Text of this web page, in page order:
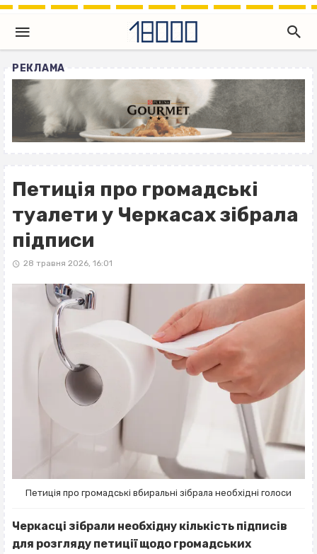
РЕКЛАМА
Петиція про громадські
туалети у Черкасах зібрала
підписи
28 травня 2026, 16:01
Петиція про громадські вбиральні зібрала необхідні голоси
Черкасці зібрали необхідну кількість підписів
для розгляду петиції щодо громадських